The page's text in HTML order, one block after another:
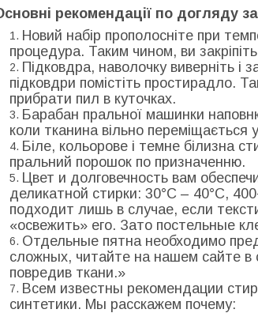
рекомендації по догляду
Новий набір прополосніте при
процедура. Таким чином, ви
Підковдра, наволочку виверніть і
підковдри помістіть простирадло.
прибрати пил в куточках.
Барабан пральної машинки
коли тканина вільно переміщається
Біле, кольорове і темне білизна
пральний порошок по призначенню.
Цвет и долговечность вам
деликатной стирки: 30°С – 40°С,
подходит лишь в случае, если
«освежить» его. Зато постельные
Отдельные пятна необходимо
сложных, читайте на нашем сайте в
повредив ткани.»
Всем известны рекомендации
синтетики. Мы расскажем почему: